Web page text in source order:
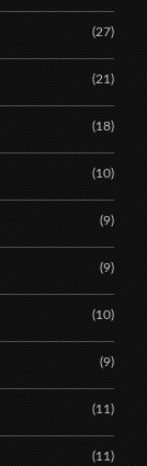
(27)
(21)
(18)
(10)
(9)
(9)
(10)
(9)
(11)
(11)